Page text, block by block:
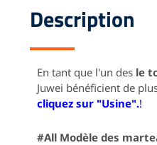
Description
En tant que l'un des le
Juwei bénéficient de
cliquez sur "Usine".!
#All Modèle des